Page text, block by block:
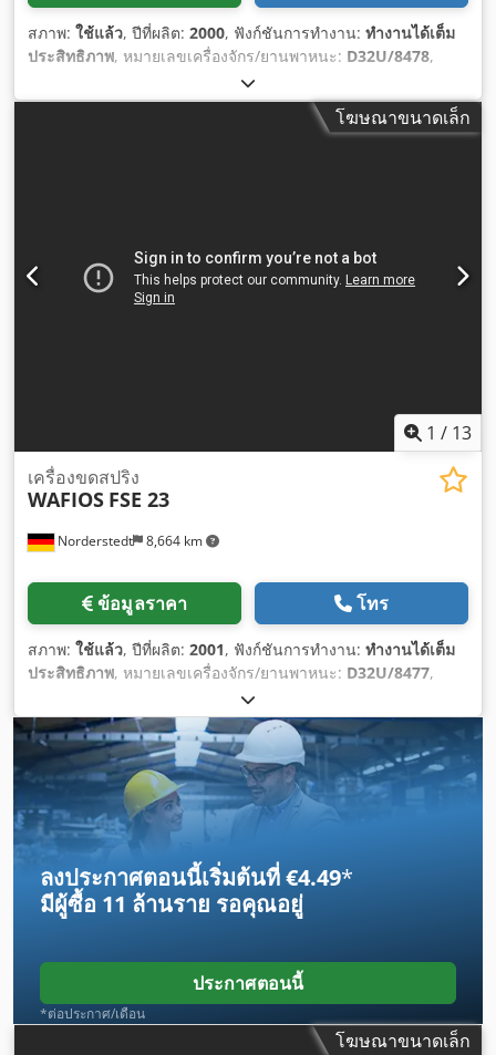
สภาพ: ใช้แล้ว, ปีที่ผลิต: 2000, ฟังก์ชันการทำงาน: ทำงานได้เต็ม
ประสิทธิภาพ, หมายเลขเครื่องจักร/ยานพาหนะ: D32U/8478,
โฆษณาขนาดเล็ก
1 / 13
Norderstedt 8,664 km
เครื่องขดสปริง
WAFIOS FSE 23
ข้อมูลราคา โทร
สภาพ: ใช้แล้ว, ปีที่ผลิต: 2001, ฟังก์ชันการทำงาน: ทำงานได้เต็ม
ประสิทธิภาพ, หมายเลขเครื่องจักร/ยานพาหนะ: D32U/8477,
ลงประกาศตอนนี้เริ่มต้นที่ €4.49*
มีผู้ซื้อ 11 ล้านราย รอคุณอยู่
ประกาศตอนนี้
*ต่อประกาศ/เดือน
โฆษณาขนาดเล็ก